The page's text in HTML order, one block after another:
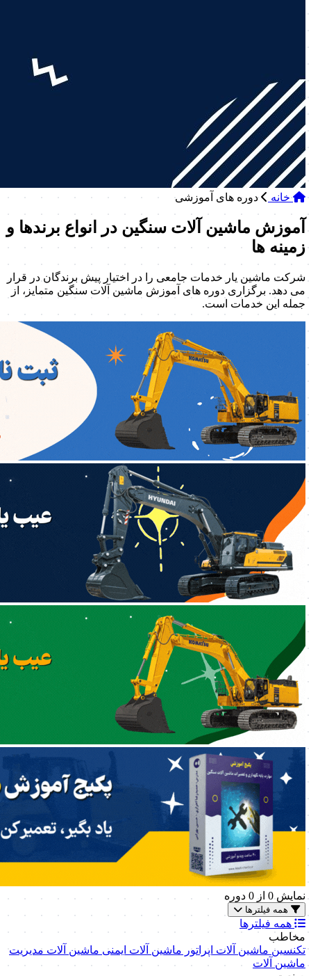
خانه دوره های آموزشی
آموزش ماشین آلات سنگین در انواع برندها و
زمینه ها
شرکت ماشین یار خدمات جامعی را در اختیار پیش برندگان در قرار
می دهد. برگزاری دوره های آموزش ماشین آلات سنگین متمایز، از
جمله این خدمات است.
نمایش0 از 0 دوره
همه فیلترها
همه فیلترها
مخاطب
تکنسین ماشین آلات اپراتور ماشین آلات ایمنی ماشین آلات مدیریت
ماشین آلات